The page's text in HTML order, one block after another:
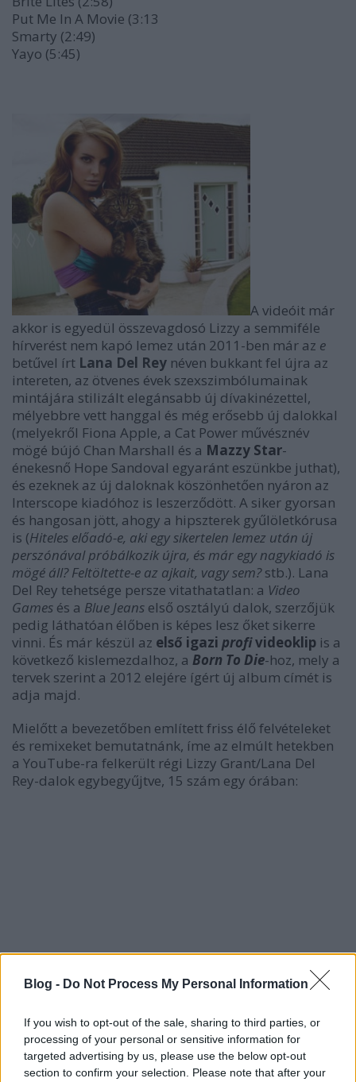
Blog - Do Not Process My Personal Information
If you wish to opt-out of the sale, sharing to third parties, or
processing of your personal or sensitive information for
targeted advertising by us, please use the below opt-out
section to confirm your selection. Please note that after your
Put Me In A Movie (3:13
Smarty (2:49)
Yayo (5:45)
A videóit már
akkor is egyedül összevagdosó Lizzy a semmiféle
hírverést nem kapó lemez után 2011-ben már az e
betűvel írt Lana Del Rey néven bukkant fel újra az
intereten, az ötvenes évek szexszimbólumainak
mintájára stilizált elegánsabb új dívakinézettel,
mélyebbre vett hanggal és még erősebb új dalokkal
(melyekről Fiona Apple, a Cat Power művésznév
mögé bújó Chan Marshall és a Mazzy Star-
énekesnő Hope Sandoval egyaránt eszünkbe juthat),
és ezeknek az új daloknak köszönhetően nyáron az
Interscope kiadóhoz is leszerződött. A siker gyorsan
és hangosan jött, ahogy a hipszterek gyűlöletkórusa
is (Hiteles előadó-e, aki egy sikertelen lemez után új
perszónával próbálkozik újra, és már egy nagykiadó is
mögé áll? Feltöltette-e az ajkait, vagy sem?stb.). Lana
Del Rey tehetsége persze vitathatatlan: a Video
Games és a Blue Jeans első osztályú dalok, szerzőjük
pedig láthatóan élőben is képes lesz őket sikerre
vinni. És már készül az első igazi profivideoklip is a
következő kislemezdalhoz, a Born To Die-hoz, mely a
tervek szerint a 2012 elejére ígért új album címét is
adja majd.
Mielőtt a bevezetőben említett friss élő felvételeket
és remixeket bemutatnánk, íme az elmúlt hetekben
a YouTube-ra felkerült régi Lizzy Grant/Lana Del
Rey-dalok egybegyűjtve, 15 szám egy órában: